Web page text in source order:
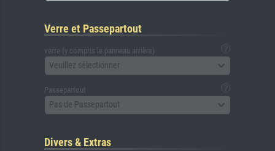
Verre et Passepartout
verre (y compris le panneau arrière)
Veuillez sélectionner
Passepartout
Pas de Passepartout
Divers & Extras